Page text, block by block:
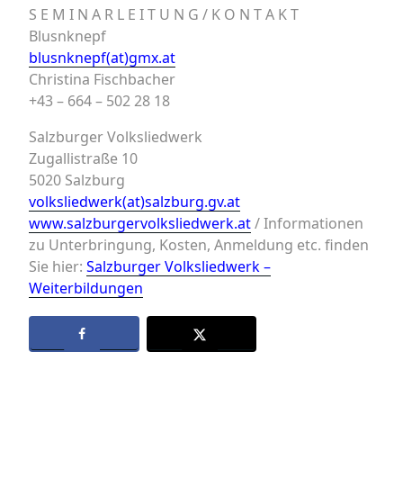
S E M I N A R L E I T U N G / K O N T A K T
Blusnknepf
blusnknepf(at)gmx.at
Christina Fischbacher
+43 – 664 – 502 28 18
Salzburger Volksliedwerk
Zugallistraße 10
5020 Salzburg
volksliedwerk(at)salzburg.gv.at
www.salzburgervolksliedwerk.at/ Informationen
zu Unterbringung, Kosten, Anmeldung etc. finden
Sie hier: Salzburger Volksliedwerk –
Weiterbildungen